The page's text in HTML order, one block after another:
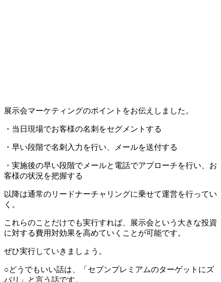
展示会マーケティングのポイントをお伝えしました。
・当日現場でお客様の名刺をセグメントする
・早い段階で名刺入力を行い、メールを送付する
・実施後の早い段階でメールと電話でアプローチを行い、お
客様の状況を把握する
以降は通常のリードナーチャリングに乗せて運営を行ってい
く。
これらのことだけでも実行すれば、展示会という大きな投資
に対する費用対効果を高めていくことが可能です。
ぜひ実行していきましょう。
○どうでもいい話は、「セブンプレミアムのターゲットにズ
バリ」と言う話です。